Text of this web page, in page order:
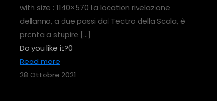
with size : 1140×570 La location rivelazione
dellanno, a due passi dal Teatro della Scala, è
pronta a stupire […]
Do you like it?0
Read more
28 Ottobre 2021